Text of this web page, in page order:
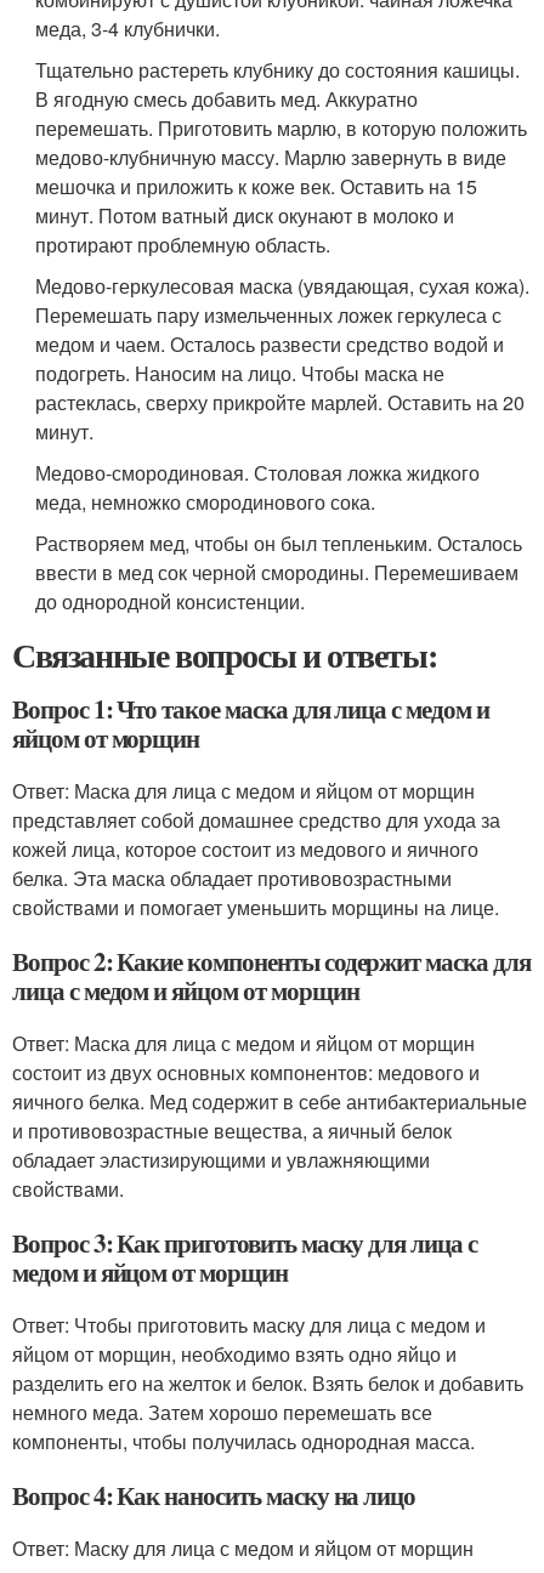
меда, 3-4 клубнички.
Тщательно растереть клубнику до состояния кашицы.
В ягодную смесь добавить мед. Аккуратно
перемешать. Приготовить марлю, в которую положить
медово-клубничную массу. Марлю завернуть в виде
мешочка и приложить к коже век. Оставить на 15
минут. Потом ватный диск окунают в молоко и
протирают проблемную область.
Медово-геркулесовая маска (увядающая, сухая кожа).
Перемешать пару измельченных ложек геркулеса с
медом и чаем. Осталось развести средство водой и
подогреть. Наносим на лицо. Чтобы маска не
растеклась, сверху прикройте марлей. Оставить на 20
минут.
Медово-смородиновая. Столовая ложка жидкого
меда, немножко смородинового сока.
Растворяем мед, чтобы он был тепленьким. Осталось
ввести в мед сок черной смородины. Перемешиваем
до однородной консистенции.
Связанные вопросы и ответы:
Вопрос 1: Что такое маска для лица с медом и
яйцом от морщин
Ответ: Маска для лица с медом и яйцом от морщин
представляет собой домашнее средство для ухода за
кожей лица, которое состоит из медового и яичного
белка. Эта маска обладает противовозрастными
свойствами и помогает уменьшить морщины на лице.
Вопрос 2: Какие компоненты содержит маска для
лица с медом и яйцом от морщин
Ответ: Маска для лица с медом и яйцом от морщин
состоит из двух основных компонентов: медового и
яичного белка. Мед содержит в себе антибактериальные
и противовозрастные вещества, а яичный белок
обладает эластизирующими и увлажняющими
свойствами.
Вопрос 3: Как приготовить маску для лица с
медом и яйцом от морщин
Ответ: Чтобы приготовить маску для лица с медом и
яйцом от морщин, необходимо взять одно яйцо и
разделить его на желток и белок. Взять белок и добавить
немного меда. Затем хорошо перемешать все
компоненты, чтобы получилась однородная масса.
Вопрос 4: Как наносить маску на лицо
Ответ: Маску для лица с медом и яйцом от морщин